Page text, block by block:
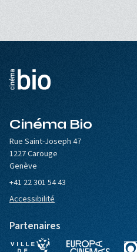
Cinéma Bio
Rue Saint-Joseph 47
1227 Carouge
Genève
+41 22 301 54 43
Accessibilité
Partenaires